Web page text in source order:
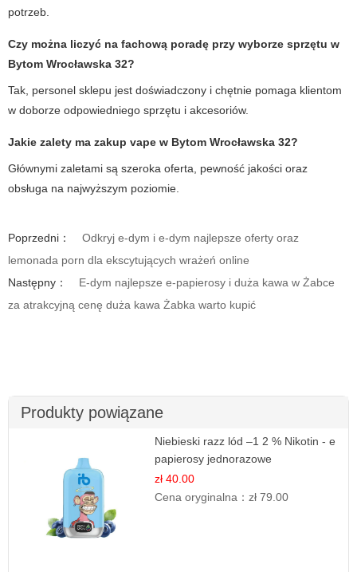
potrzeb.
Czy można liczyć na fachową poradę przy wyborze sprzętu w
Bytom Wrocławska 32?
Tak, personel sklepu jest doświadczony i chętnie pomaga klientom
w doborze odpowiedniego sprzętu i akcesoriów.
Jakie zalety ma zakup vape w Bytom Wrocławska 32?
Głównymi zaletami są szeroka oferta, pewność jakości oraz
obsługa na najwyższym poziomie.
Poprzedni：
Odkryj e-dym i e-dym najlepsze oferty oraz
lemonada porn dla ekscytujących wrażeń online
Następny：
E-dym najlepsze e-papierosy i duża kawa w Żabce
za atrakcyjną cenę duża kawa Żabka warto kupić
Produkty powiązane
Niebieski razz lód –1 2 % Nikotin - e
papierosy jednorazowe
zł 40.00
Cena oryginalna：zł 79.00